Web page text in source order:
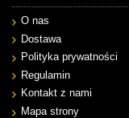
O nas
Dostawa
Polityka prywatności
Regulamin
Kontakt z nami
Mapa strony